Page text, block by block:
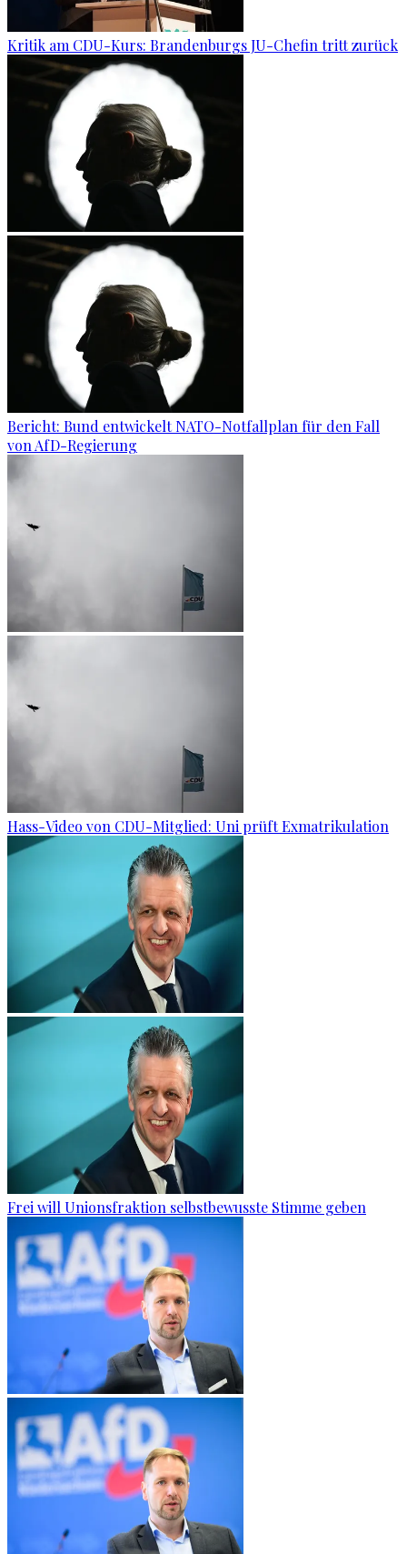
Kritik am CDU-Kurs: Brandenburgs JU-Chefin tritt zurück
Bericht: Bund entwickelt NATO-Notfallplan für den Fall
von AfD-Regierung
Hass-Video von CDU-Mitglied: Uni prüft Exmatrikulation
Frei will Unionsfraktion selbstbewusste Stimme geben